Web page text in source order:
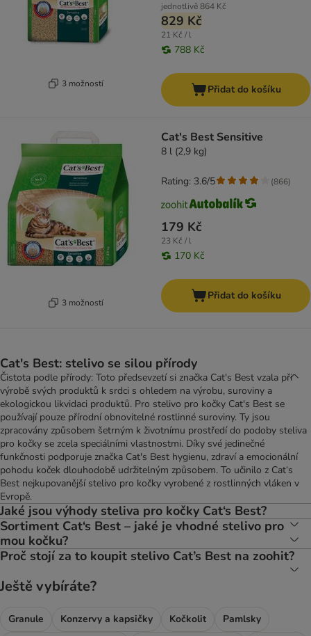
3 možností
jednotlivě864 Kč
829 Kč
21 Kč / l
788 Kč
Přidat do košíku
3 možností
Cat's Best Sensitive
8 l (2,9 kg)
179 Kč
23 Kč / l
170 Kč
Rating: 3.6/5 (866)
Přidat do košíku
Cat's Best: stelivo se silou přírody
Čistota podle přírody: Toto předsevzetí si značka Cat's Best vzala při
výrobě svých produktů k srdci s ohledem na výrobu, suroviny a
ekologickou likvidaci produktů. Pro stelivo pro kočky Cat's Best se
používají pouze přírodní obnovitelné rostlinné suroviny. Ty jsou
zpracovány způsobem šetrným k životnímu prostředí do podoby steliva
pro kočky se zcela speciálními vlastnostmi. Díky své jedinečné
funkčnosti podporuje značka Cat's Best hygienu, zdraví a emocionální
pohodu koček dlouhodobě udržitelným způsobem. To učinilo z Cat‘s
Best nejkupovanější stelivo pro kočky vyrobené z rostlinných vláken v
Evropě.
Jaké jsou výhody steliva pro kočky Cat‘s Best?
Sortiment Cat‘s Best – jaké je vhodné stelivo pro
mou kočku?
Proč stojí za to koupit stelivo Cat’s Best na zoohit?
Ještě vybíráte?
Granule Konzervy a kapsičky Kočkolit
Pamlsky